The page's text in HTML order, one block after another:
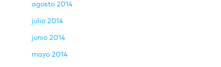
agosto 2014
julio 2014
junio 2014
mayo 2014